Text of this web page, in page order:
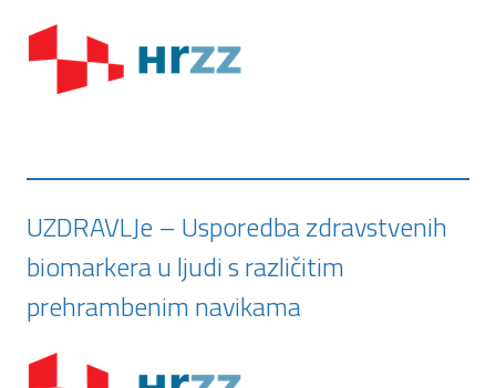
UZDRAVLJe – Usporedba zdravstvenih
biomarkera u ljudi s različitim
prehrambenim navikama